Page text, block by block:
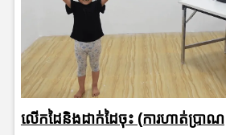
លើកដៃនិងដាក់ដៃចុះ (ការហាត់ប្រាណ